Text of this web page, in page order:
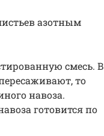
азотным
смесь. В
то
навоза.
готовится по